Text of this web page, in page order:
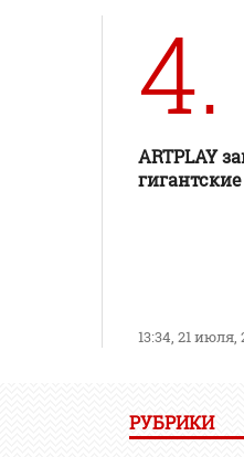
4.
ARTPLAY
13:34, 21 июля,
РУБРИКИ